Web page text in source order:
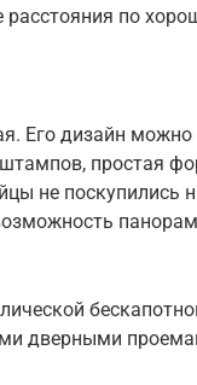
расстояния по
Его дизайн
простая
не поскупились
дверными